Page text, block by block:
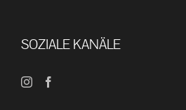
SOZIALE KANÄLE